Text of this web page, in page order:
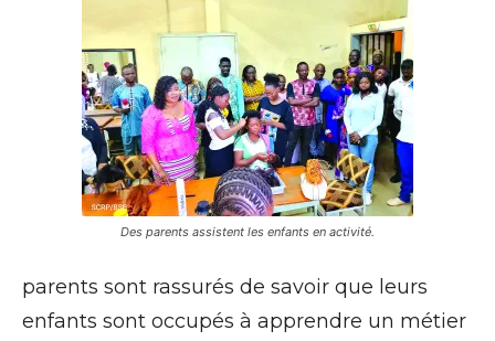
Des parents assistent les enfants en activité.
parents sont rassurés de savoir que leurs
enfants sont occupés à apprendre un métier